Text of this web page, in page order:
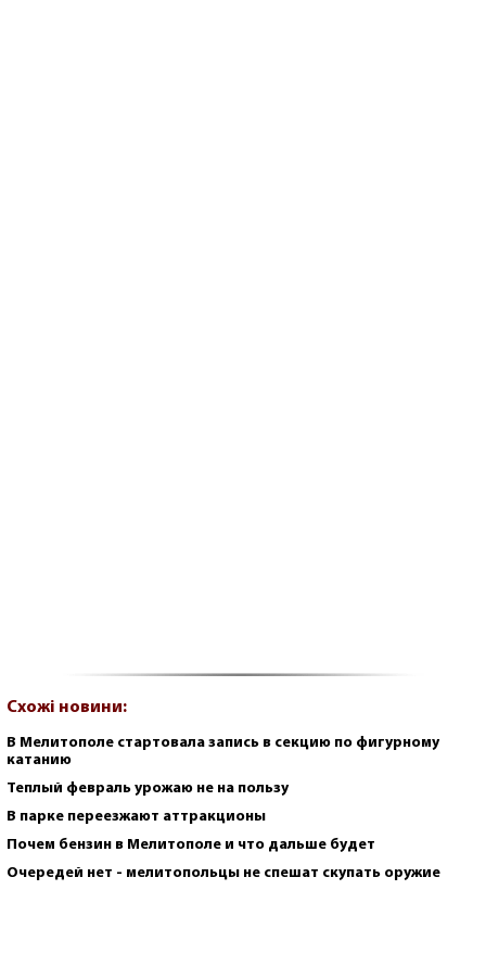
Схожі новини:
В Мелитополе стартовала запись в секцию по фигурному
катанию
Теплый февраль урожаю не на пользу
В парке переезжают аттракционы
Почем бензин в Мелитополе и что дальше будет
Очередей нет - мелитопольцы не спешат скупать оружие